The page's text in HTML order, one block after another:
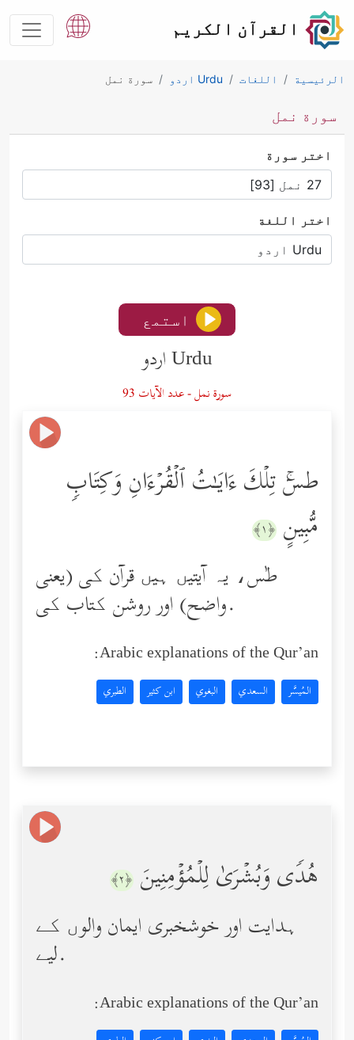
القرآن الكريم
الرئيسية اللغات Urdu اردو سورة نمل
سورة نمل
اختر سورة
اختر اللغة
استمع
Urdu اردو
سورة نمل - عدد الآيات 93
طسۤۚ تِلۡكَ ءَایَـٰتُ ٱلۡقُرۡءَانِ وَكِتَابࣲ
مُّبِینٍ ﴿١﴾
طٰس، یہ آیتیں ہیں قرآن کی (یعنی
واضح) اور روشن کتاب کی.
Arabic explanations of the Qur’an:
المُيسَّر السعدي البغوي ابن كثير الطبري
هُدࣰى وَبُشۡرَىٰ لِلۡمُؤۡمِنِینَ ﴿٢﴾
ہدایت اور خوشخبری ایمان والوں کے
لیے.
Arabic explanations of the Qur’an: